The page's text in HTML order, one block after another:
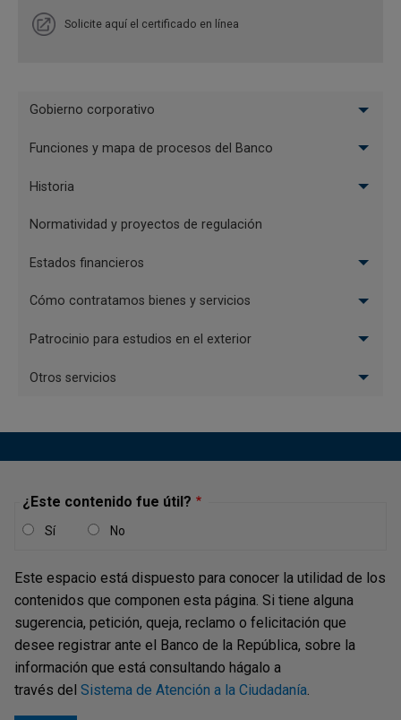
Solicite aquí el certificado en línea
Para el caso de personas jurídicas se sugiere no
las ventanillas de correspondencia ubicadas en la
(calle 12 # 4-55), en las demás ciudades los
certificados estarán disponibles en las instalaciones
Menu
Banco
Gobierno corporativo
Funciones y mapa de procesos del Banco
Historia
Normatividad y proyectos de regulación
Estados financieros
Cómo contratamos bienes y servicios
Patrocinio para estudios en el exterior
Otros servicios
¿Este contenido fue útil?
Sí No
Este espacio está dispuesto para conocer la utilidad de los
contenidos que componen esta página. Si tiene alguna
sugerencia, petición, queja, reclamo o felicitación que
desee registrar ante el Banco de la República, sobre la
información que está consultando hágalo a
través del Sistema de Atención a la Ciudadanía.